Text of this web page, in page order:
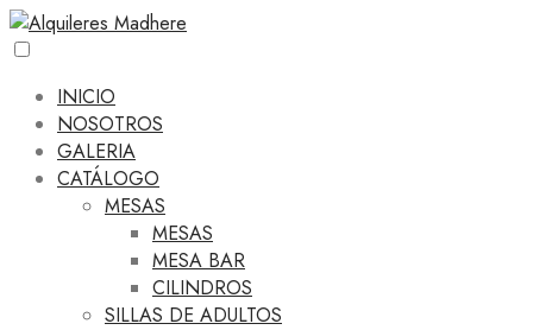
INICIO
NOSOTROS
GALERIA
CATÁLOGO
MESAS
MESAS
MESA BAR
CILINDROS
SILLAS DE ADULTOS